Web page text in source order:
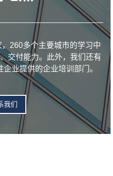
260多个主要城市的学习中
交付能力。此外，我们还有
业提供的企业培训部门。
我们